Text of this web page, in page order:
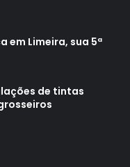
em Limeira, sua 5ª
de tintas